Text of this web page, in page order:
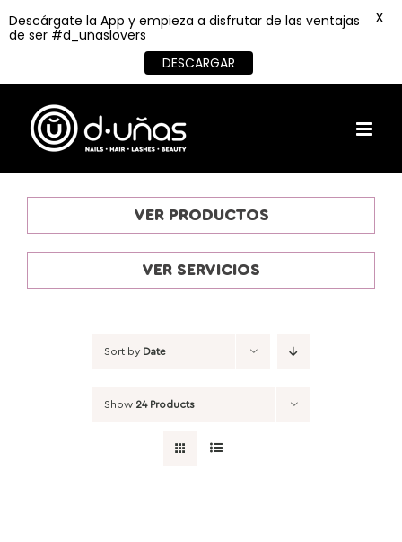
content
VER PRODUCTOS
VER SERVICIOS
Sort by Date
Show 24 Products
Descárgate la App y empieza a disfrutar de las ventajas
de ser #d_uñaslovers
DESCARGAR
X